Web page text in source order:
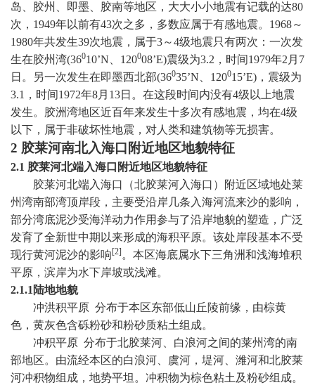
岛、胶州、即墨、胶南等地区，大大小小地震有记载的达80
次， 1949年以前有43次之多，多数应属于有感地震。 1968～
1980年共发生39次地震，属于3～4级地震只有两次：一次发
生在胶州湾(36010’N 120008’E)震级为3.2 ，时间1979年2 月 7
日 。另一次发生在即墨西北部(36035’N 120015’E) ，震级为
3.1 ，时间1972年8月 13日 。在这段时间内没有4级以上地震
发生。胶洲湾地区近百年来发生十多次有感地震，均在4级
以下，属于非破坏性地震，对人类和建筑物等无损害。
2 胶莱河南北入海口附近地区地貌特征
2.1 胶莱河北端入海口附近地区地貌特征
胶莱河北端入海口（北胶莱河入海口）附近区域地处莱
州湾南部湾顶岸段，主要受沿岸几条入海河流来沙的影响，
部分湾底泥沙受海洋动力作用参与了沿岸地貌的塑造，广泛
发育了全新世中期以来形成的海积平原。该处岸段基本不受
现行黄河泥沙的影响[2] 。本区海底属水下三角洲和浅海堆积
平原，滨岸为水下岸坡或浅滩。
2.1.1 陆地地貌
冲洪积平原 分布于本区东部低山丘陵前缘，由棕黄
色，黄灰色含砾粉砂和粉砂质粘土组成。
冲积平原 分布于北胶莱河、白浪河之间的莱州湾的南
部地区。由流经本区的白浪河、虞河，堤河、潍河和北胶莱
河冲积物组成，地势平坦。冲积物为棕色粘土及粉砂组成。